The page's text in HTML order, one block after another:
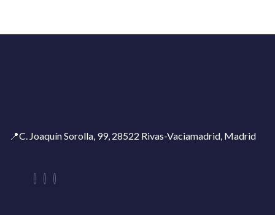
📍C. Joaquín Sorolla, 99, 28522 Rivas-Vaciamadrid, Madrid